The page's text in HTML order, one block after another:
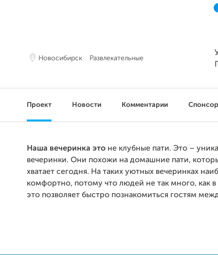
Новосибирск Развлекательные
Проект Новости Комментарии
Наша вечеринка это не клубные пати. Это –
вечеринки. Они похожи на домашние пати,
хватает сегодня. На таких уютных вечеринках
комфортно, потому что людей не так много, как в
это позволяет быстро познакомиться гостям